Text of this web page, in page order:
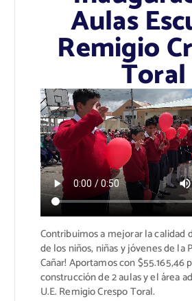
Aulas
Remigio
Toral
Contribuimos a mejorar la calidad
de los niños, niñas y jóvenes de la
Cañar! Aportamos con $55.165,46
construcción de 2 aulas y el área
U.E. Remigio Crespo Toral.